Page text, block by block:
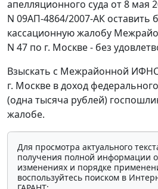
апелляционного суда от 8 мая
N 09АП-4864/2007-АК оставить
кассационную жалобу
N 47 по г. Москве - без
Взыскать с Межрайонной
г. Москве в доход
(одна тысяча рублей)
жалобе.
Для просмотра актуального
получения полной информации о
изменениях и порядке
воспользуйтесь поиском в